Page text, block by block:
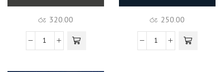
රු 320.00 රු 250.00